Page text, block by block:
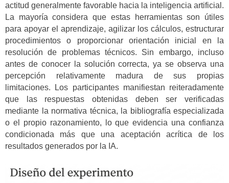
actitud generalmente favorable hacia la inteligencia artificial.
La mayoría considera que estas herramientas son útiles
para apoyar el aprendizaje, agilizar los cálculos, estructurar
procedimientos o proporcionar orientación inicial en la
resolución de problemas técnicos. Sin embargo, incluso
antes de conocer la solución correcta, ya se observa una
percepción relativamente madura de sus propias
limitaciones. Los participantes manifiestan reiteradamente
que las respuestas obtenidas deben ser verificadas
mediante la normativa técnica, la bibliografía especializada
o el propio razonamiento, lo que evidencia una confianza
condicionada más que una aceptación acrítica de los
resultados generados por la IA.